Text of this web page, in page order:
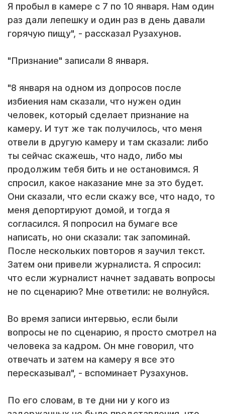
Я пробыл в камере с 7 по 10 января. Нам один
раз дали лепешку и один раз в день давали
горячую пищу", - рассказал Рузахунов.
"Признание" записали 8 января.
"8 января на одном из допросов после
избиения нам сказали, что нужен один
человек, который сделает признание на
камеру. И тут же так получилось, что меня
отвели в другую камеру и там сказали: либо
ты сейчас скажешь, что надо, либо мы
продолжим тебя бить и не остановимся. Я
спросил, какое наказание мне за это будет.
Они сказали, что если скажу все, что надо, то
меня депортируют домой, и тогда я
согласился. Я попросил на бумаге все
написать, но они сказали: так запоминай.
После нескольких повторов я заучил текст.
Затем они привели журналиста. Я спросил:
что если журналист начнет задавать вопросы
не по сценарию? Мне ответили: не волнуйся.
Во время записи интервью, если были
вопросы не по сценарию, я просто смотрел на
человека за кадром. Он мне говорил, что
отвечать и затем на камеру я все это
пересказывал", - вспоминает Рузахунов.
По его словам, в те дни ни у кого из